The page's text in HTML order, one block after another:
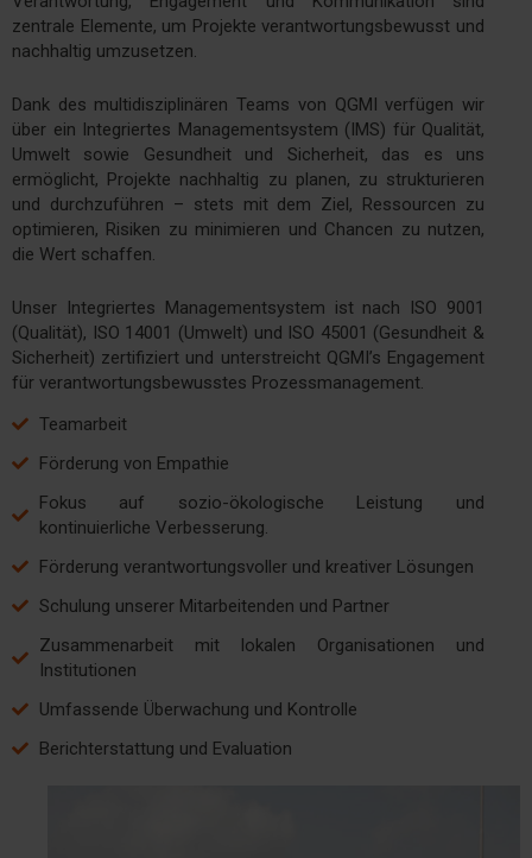
zentrale Elemente, um Projekte verantwortungsbewusst und
nachhaltig umzusetzen.
Dank des multidisziplinären Teams von QGMI verfügen wir
über ein Integriertes Managementsystem (IMS) für Qualität,
Umwelt sowie Gesundheit und Sicherheit, das es uns
ermöglicht, Projekte nachhaltig zu planen, zu strukturieren
und durchzuführen – stets mit dem Ziel, Ressourcen zu
optimieren, Risiken zu minimieren und Chancen zu nutzen,
die Wert schaffen.
Unser Integriertes Managementsystem ist nach ISO 9001
(Qualität), ISO 14001 (Umwelt) und ISO 45001 (Gesundheit &
Sicherheit) zertifiziert und unterstreicht QGMI’s Engagement
für verantwortungsbewusstes Prozessmanagement.
Teamarbeit
Förderung von Empathie
Fokus auf sozio-ökologische Leistung und
kontinuierliche Verbesserung.
Förderung verantwortungsvoller und kreativer Lösungen
Schulung unserer Mitarbeitenden und Partner
Zusammenarbeit mit lokalen Organisationen und
Institutionen
Umfassende Überwachung und Kontrolle
Berichterstattung und Evaluation